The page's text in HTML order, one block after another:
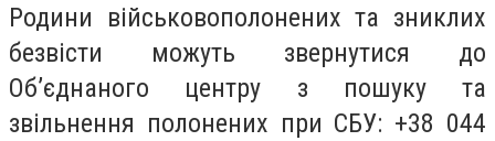
Родини військовополонених та зниклих
безвісти можуть звернутися до
Об’єднаного центру з пошуку та
звільнення полонених при СБУ: +38 044